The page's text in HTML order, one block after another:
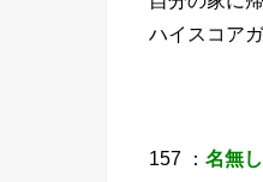
ハイスコア
157 ： 名無